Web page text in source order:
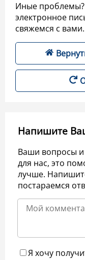
Иные проблемы?
электронное
свяжемся с
Напишите
Ваши вопросы
для нас, это
лучше.
постараемся
Я хочу